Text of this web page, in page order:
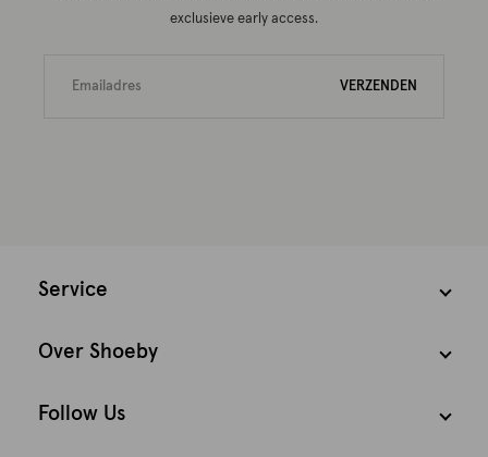
exclusieve early access.
VERZENDEN
Service
Over Shoeby
Follow Us